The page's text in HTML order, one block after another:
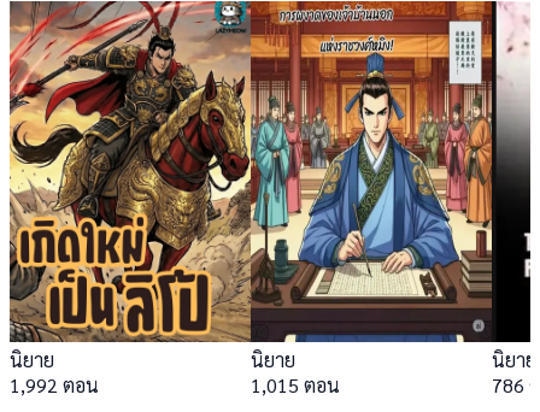
นิยาย
1,992 ตอน
นิยาย
1,015 ตอน
นิยาย
786